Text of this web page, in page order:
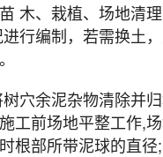
木、栽植、场地清
行编制，若需换土
穴余泥杂物清除并
工前场地平整工作,
根部所带泥球的直